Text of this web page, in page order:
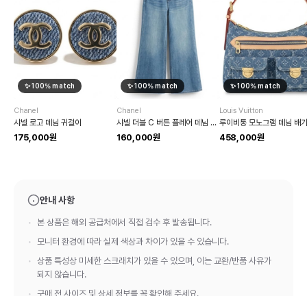
✨100% match
Chanel
샤넬 로고 데님 귀걸이
175,000원
✨100% match
Chanel
샤넬 더블 C 버튼 플레어 데님 팬츠
160,000원
✨100% match
Louis Vuitton
458,000원
안내 사항
본 상품은 해외 공급처에서 직접 검수 후 발송됩니다.
모니터 환경에 따라 실제 색상과 차이가 있을 수 있습니다.
상품 특성상 미세한 스크래치가 있을 수 있으며, 이는 교환/반품 사유가
되지 않습니다.
구매 전 사이즈 및 상세 정보를 꼭 확인해 주세요.